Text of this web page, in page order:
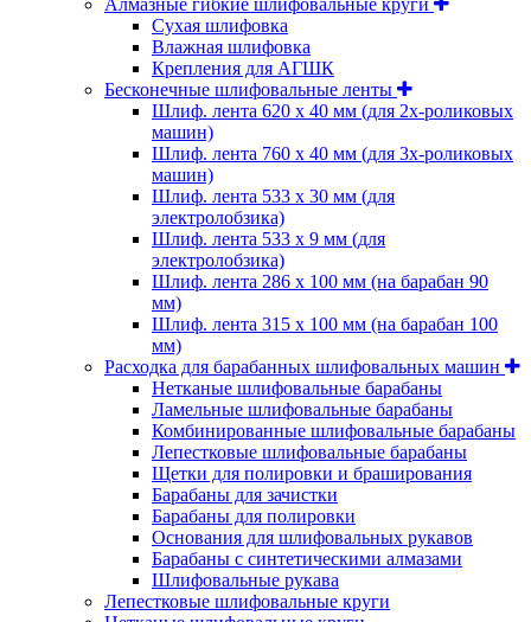
Cухая шлифовка
Влажная шлифовка
Крепления для АГШК
Бесконечные шлифовальные ленты
Шлиф. лента 620 х 40 мм (для 2х-роликовых
машин)
Шлиф. лента 760 х 40 мм (для 3х-роликовых
машин)
Шлиф. лента 533 х 30 мм (для
электролобзика)
Шлиф. лента 533 х 9 мм (для
электролобзика)
Шлиф. лента 286 х 100 мм (на барабан 90
мм)
Шлиф. лента 315 х 100 мм (на барабан 100
мм)
Расходка для барабанных шлифовальных машин
Нетканые шлифовальные барабаны
Ламельные шлифовальные барабаны
Комбинированные шлифовальные барабаны
Лепестковые шлифовальные барабаны
Щетки для полировки и браширования
Барабаны для зачистки
Барабаны для полировки
Основания для шлифовальных рукавов
Барабаны с синтетическими алмазами
Шлифовальные рукава
Лепестковые шлифовальные круги